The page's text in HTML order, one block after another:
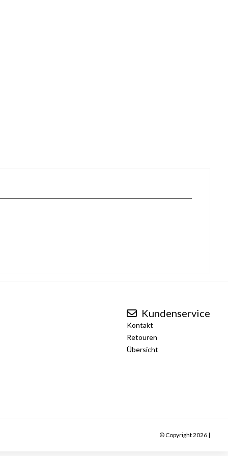
Kundenservice
Kontakt
Retouren
Übersicht
© Copyright 2026 |